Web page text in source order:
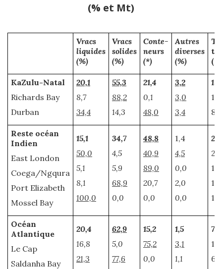
(% et Mt)
Vracs
liquides
(%)
Vracs
solides
(%)
Conte-
neurs
(*)
Autres
diverses
(%)
KaZulu-Natal
Richards Bay
Durban
20,1
8,7
34,4
55,3
88,2
14,3
21,4
0,1
48,0
3,2
3,0
3,4
Reste océan
Indien
East London
Coega/Ngqura
Port Elizabeth
Mossel Bay
15,1
50,0
5,1
8,1
100,0
34,7
4,5
5,9
68,9
0,0
48,8
40,9
89,0
20,7
0,0
1,4
4,5
0,0
2,0
0,0
2,2
1,6
Océan
Atlantique
Le Cap
Saldanha Bay
20,4
16,8
21,3
62,9
5,0
77,6
15,2
75,2
0,0
1,5
3,1
1,1